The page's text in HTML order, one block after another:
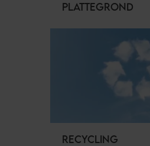
PLATTEGROND
RECYCLING